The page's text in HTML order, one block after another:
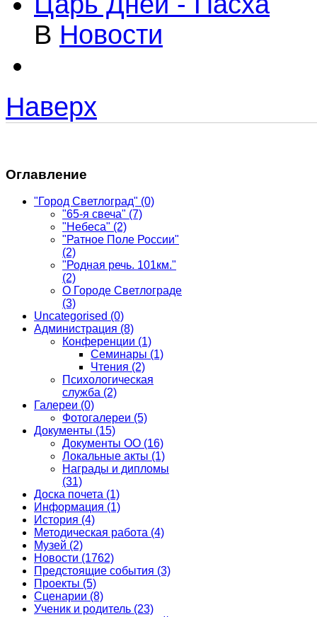
В Новости
Наверх
Оглавление
"Город Светлоград" (0)
"65-я свеча" (7)
"Небеса" (2)
"Ратное Поле России"
(2)
"Родная речь. 101км."
(2)
О Городе Светлограде
(3)
Uncategorised (0)
Администрация (8)
Конференции (1)
Семинары (1)
Чтения (2)
Психологическая
служба (2)
Галереи (0)
Фотогалереи (5)
Документы (15)
Документы ОО (16)
Локальные акты (1)
Награды и дипломы
(31)
Доска почета (1)
Информация (1)
История (4)
Методическая работа (4)
Музей (2)
Новости (1762)
Предстоящие события (3)
Проекты (5)
Сценарии (8)
Ученик и родитель (23)